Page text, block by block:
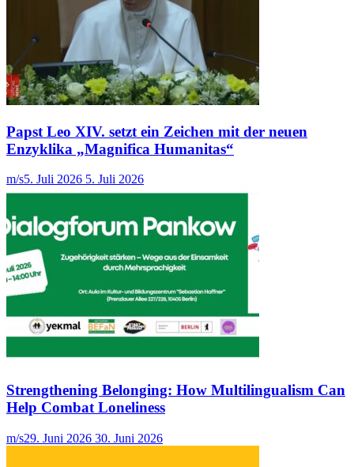
Papst Leo XIV. setzt ein Zeichen mit der neuen
Enzyklika „Magnifica Humanitas“
m/s5. Juli 2026 5. Juli 2026
Strengthening Belonging: How Multilingualism Can
Help Combat Loneliness
m/s29. Juni 2026 30. Juni 2026